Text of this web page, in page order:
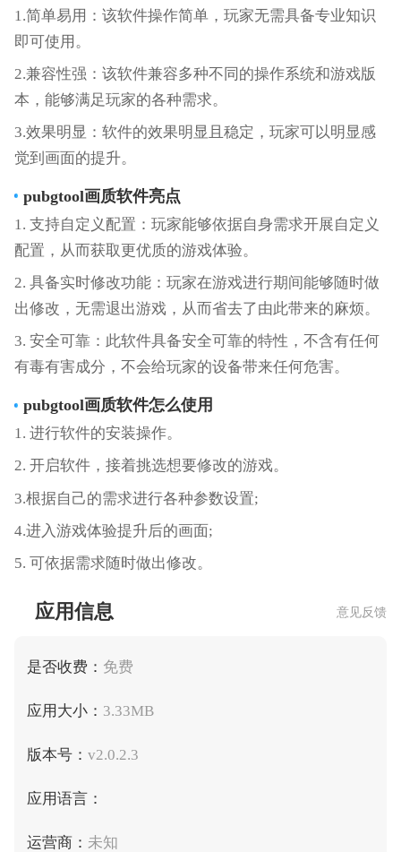
1.简单易用：该软件操作简单，玩家无需具备专业知识
即可使用。
2.兼容性强：该软件兼容多种不同的操作系统和游戏版
本，能够满足玩家的各种需求。
3.效果明显：软件的效果明显且稳定，玩家可以明显感
觉到画面的提升。
pubgtool画质软件亮点
1. 支持自定义配置：玩家能够依据自身需求开展自定义
配置，从而获取更优质的游戏体验。
2. 具备实时修改功能：玩家在游戏进行期间能够随时做
出修改，无需退出游戏，从而省去了由此带来的麻烦。
3. 安全可靠：此软件具备安全可靠的特性，不含有任何
有毒有害成分，不会给玩家的设备带来任何危害。
pubgtool画质软件怎么使用
1. 进行软件的安装操作。
2. 开启软件，接着挑选想要修改的游戏。
3.根据自己的需求进行各种参数设置;
4.进入游戏体验提升后的画面;
5. 可依据需求随时做出修改。
应用信息 意见反馈
是否收费： 免费
应用大小： 3.33MB
版本号： v2.0.2.3
应用语言：
运营商： 未知